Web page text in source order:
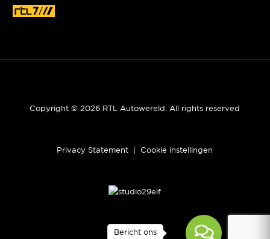
Bericht ons
Copyright © 2026 RTL Autowereld. All rights reserved
Privacy Statement Cookie instellingen